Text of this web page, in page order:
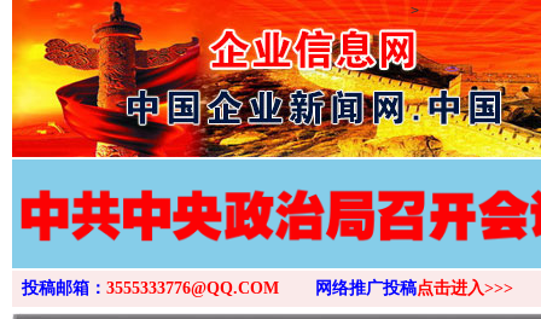
>
投稿邮箱： 3555333776@QQ.COM 网络推广投稿点击进入>>>